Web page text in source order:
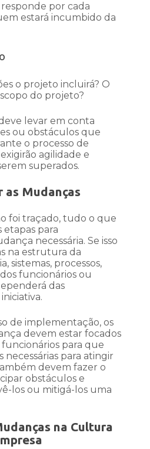
por cada
estará incumbido da
o projeto incluirá? O
do projeto?
levar em conta
ou obstáculos que
o processo de
agilidade e
superados.
as Mudanças
foi traçado, tudo o que
etapas para
necessária. Se isso
na estrutura da
sistemas, processos,
funcionários ou
das
de implementação, os
devem estar focados
para que
necessárias para atingir
devem fazer o
obstáculos e
los ou mitigá-los uma
na Cultura